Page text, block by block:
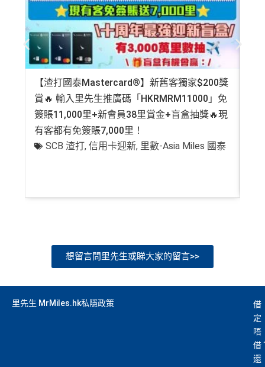
飲食優惠全集：AE美膳會及餐廳優惠合集/AE買一送
一
優惠活動更新： AE信用卡優惠合集
❎缺點
年費$9,500無得豁免
海外簽賬手續費小貴，有2%收費(其他卡做緊1至1.9
5%)
平日簽賬HK$9=1里，儲里數嚟講唔算吸引
查看更多信用卡詳情及分析...
【渣打國泰Mastercard®】新舊客獨家$200獎
賞🔥 輸入里先生推廣碼「HKRMRM11000」免
簽賬11,000里+新會員38里賞金+盲盒抽獎🔥現
有客都有免簽賬7,000里！
SCB 渣打,信用卡迎新, 里數-Asia Miles 國泰
想留言問里先生或睇大家的留言>>
里先生 MrMiles.hk私隱政策
借
定
唔
借
還